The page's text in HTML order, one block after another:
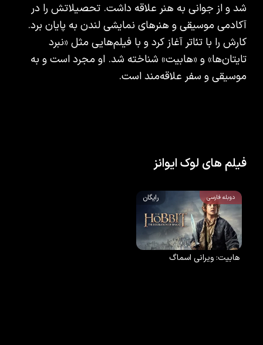
شد و از جوانی به هنر علاقه داشت. تحصیلاتش را در
آکادمی موسیقی و هنرهای نمایشی لندن به پایان برد.
کارش را با تئاتر آغاز کرد و با فیلم‌هایی مثل «نبرد
تایتان‌ها» و «هابیت» شناخته شد. او مجرد است و به
موسیقی و سفر علاقه‌مند است.
فیلم های لوک ایوانز
دوبله فارسی رایگان
هابیت: ویرانی اسماگ